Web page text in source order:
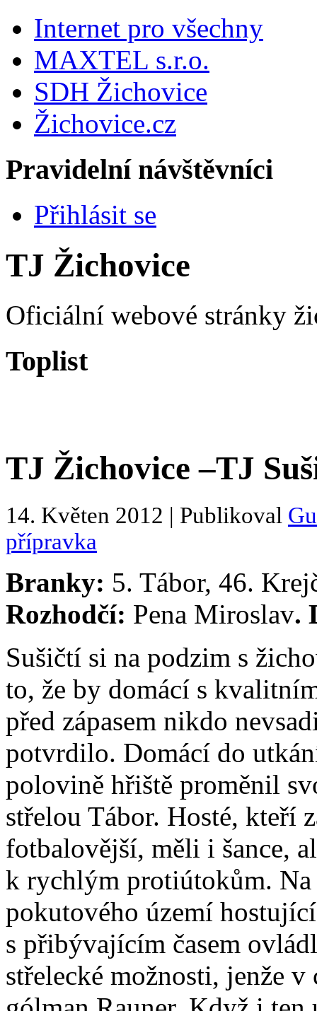
Internet pro všechny
MAXTEL s.r.o.
SDH Žichovice
Žichovice.cz
Pravidelní návštěvníci
Přihlásit se
TJ Žichovice
Oficiální webové stránky
Toplist
TJ Žichovice –TJ
14. Květen 2012 | Publikoval
přípravka
Branky: 5. Tábor, 46.
Rozhodčí: Pena Miroslav.
Sušičtí si na podzim s
to, že by domácí s
před zápasem nikdo
potvrdilo. Domácí do
polovině hřiště proměnil
střelou Tábor. Hosté, kteří
fotbalovější, měli i šance,
k rychlým protiútokům.
pokutového území
s přibývajícím časem
střelecké možnosti, jenže